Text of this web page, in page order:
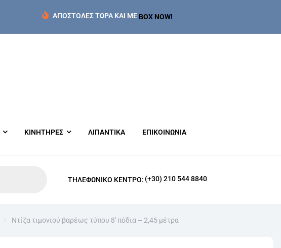
ΑΠΟΣΤΟΛΕΣ ΤΩΡΑ ΚΑΙ ΜΕ BOX NOW!
ΚΙΝΗΤΗΡΕΣ ΛΙΠΑΝΤΙΚΑ ΕΠΙΚΟΙΝΩΝΙΑ
ΤΗΛΕΦΩΝΙΚΌ ΚΈΝΤΡΟ: (+30) 210 544 8840
Ντίζα τιμονιού βαρέως τύπου 8′ πόδια – 2,45 μέτρα